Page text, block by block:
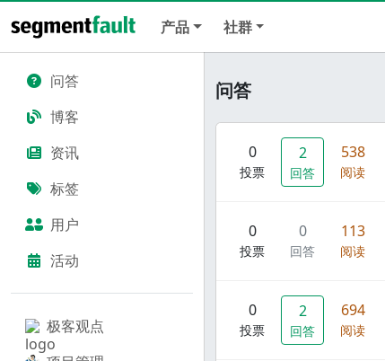
产品 社群
问答
博客
资讯
标签
用户
活动
极客观点
问答
0
投票
2
回答
538
阅读
0
投票
0
回答
113
阅读
0
投票
2
回答
694
阅读